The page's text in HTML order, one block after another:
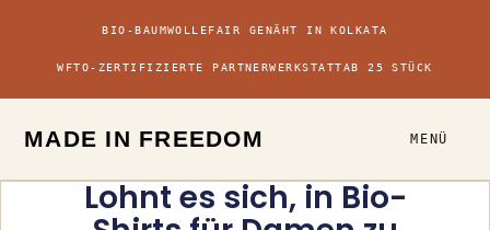
BIO-BAUMWOLLEFAIR GENÄHT IN KOLKATA
WFTO-ZERTIFIZIERTE PARTNERWERKSTATTAB 25 STÜCK
MADE IN FREEDOM MENÜ
Lohnt es sich, in Bio-